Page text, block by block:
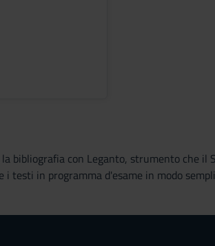
bibliografia con Leganto, strumento che il
i testi in programma d'esame in modo